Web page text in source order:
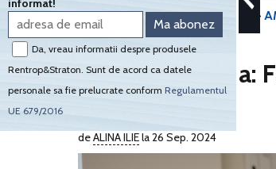
PORTALPFA.RO»LEGISLATIE »
Amnistie fiscala:
deALINA ILIEla 26 Sep. 2024
informat!
Da, vreau informatii despre produsele
Rentrop&Straton. Sunt de acord ca datele
personale sa fie prelucrate conform Regulamentul
UE 679/2016